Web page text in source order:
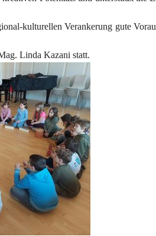
kulturellen Verankerung gute
Linda Kazani statt.